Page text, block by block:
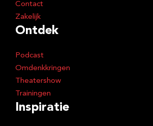
Contact
Zakelijk
Ontdek
Podcast
Omdenkkringen
Theatershow
Trainingen
Inspiratie